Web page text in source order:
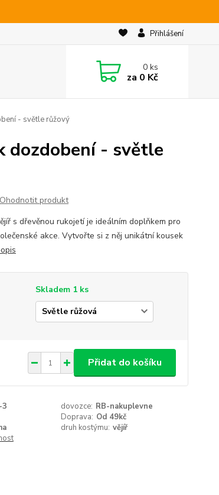
Přihlášení
0ks
za 0 Kč
- světle růžový
dozdobení - světle
Ohodnotit produkt
s dřevěnou rukojetí je ideálním doplňkem pro
akce. Vytvořte si z něj unikátní kousek
Skladem 1 ks
Přidat do košíku
3 dovozce: RB-nakuplevne
Doprava: Od 49kč
druh kostýmu: vějíř